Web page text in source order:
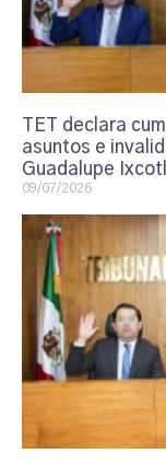
TET declara
asuntos e
Guadalupe
09/07/2026